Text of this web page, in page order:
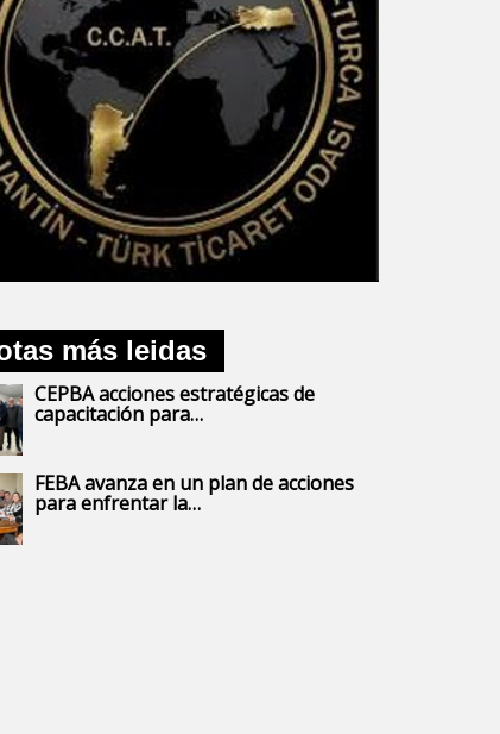
más leidas
CEPBA acciones estratégicas de
capacitación para…
FEBA avanza en un plan de acciones
para enfrentar la…